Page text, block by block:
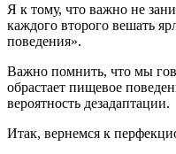
Я к тому, что важно не
каждого второго вешать
поведения».
Важно помнить, что мы
обрастает пищевое
вероятность дезадаптации.
Итак, вернемся к